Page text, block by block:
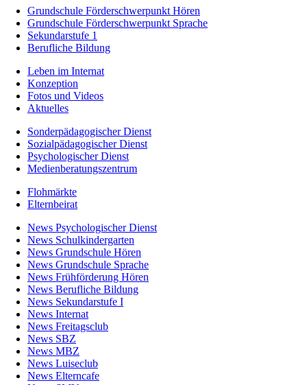
Grundschule Förderschwerpunkt Hören
Grundschule Förderschwerpunkt Sprache
Sekundarstufe 1
Berufliche Bildung
Leben im Internat
Konzeption
Fotos und Videos
Aktuelles
Sonderpädagogischer Dienst
Sozialpädagogischer Dienst
Psychologischer Dienst
Medienberatungszentrum
Flohmärkte
Elternbeirat
News Psychologischer Dienst
News Schulkindergarten
News Grundschule Hören
News Grundschule Sprache
News Frühförderung Hören
News Berufliche Bildung
News Sekundarstufe I
News Internat
News Freitagsclub
News SBZ
News MBZ
News Luiseclub
News Elterncafe